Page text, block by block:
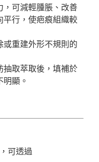
，可減輕腫脹、改善
平行，使疤痕組織較
或重建外形不規則的
抽取萃取後，填補於
顯。
可透過